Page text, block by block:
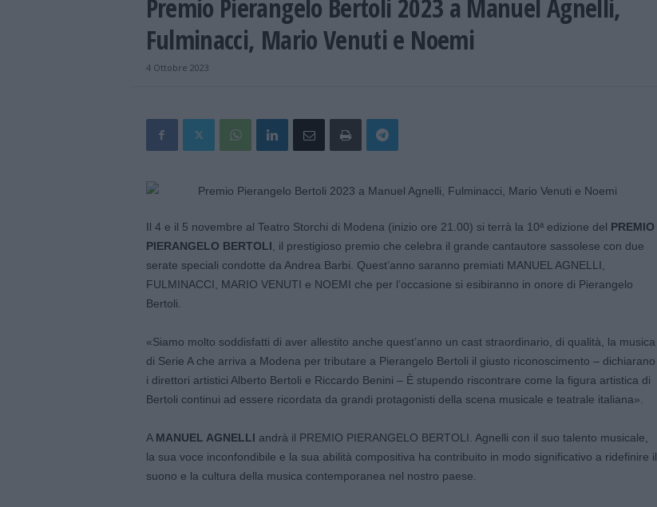
Premio Pierangelo Bertoli 2023 a Manuel Agnelli,
Fulminacci, Mario Venuti e Noemi
4 Ottobre 2023
Il 4 e il 5 novembre al Teatro Storchi di Modena (inizio ore 21.00) si terrà la 10ª edizione del PREMIO
PIERANGELO BERTOLI , il prestigioso premio che celebra il grande cantautore sassolese con due
serate speciali condotte da Andrea Barbi. Quest’anno saranno premiati MANUEL AGNELLI,
FULMINACCI, MARIO VENUTI e NOEMI che per l’occasione si esibiranno in onore di Pierangelo
Bertoli.
«Siamo molto soddisfatti di aver allestito anche quest’anno un cast straordinario, di qualità, la musica
di Serie A che arriva a Modena per tributare a Pierangelo Bertoli il giusto riconoscimento – dichiarano
i direttori artistici Alberto Bertoli e Riccardo Benini – È stupendo riscontrare come la figura artistica di
Bertoli continui ad essere ricordata da grandi protagonisti della scena musicale e teatrale italiana».
A MANUEL AGNELLI andrà il PREMIO PIERANGELO BERTOLI. Agnelli con il suo talento musicale,
la sua voce inconfondibile e la sua abilità compositiva ha contribuito in modo significativo a ridefinire il
suono e la cultura della musica contemporanea nel nostro paese.